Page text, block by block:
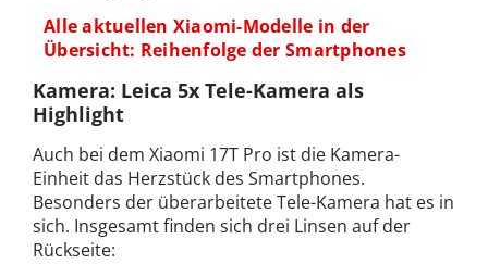
Alle aktuellen Xiaomi-Modelle in der
Übersicht: Reihenfolge der Smartphones
Kamera: Leica 5x Tele-Kamera als
Highlight
Auch bei dem Xiaomi 17T Pro ist die Kamera-
Einheit das Herzstück des Smartphones.
Besonders der überarbeitete Tele-Kamera hat es in
sich. Insgesamt finden sich drei Linsen auf der
Rückseite: